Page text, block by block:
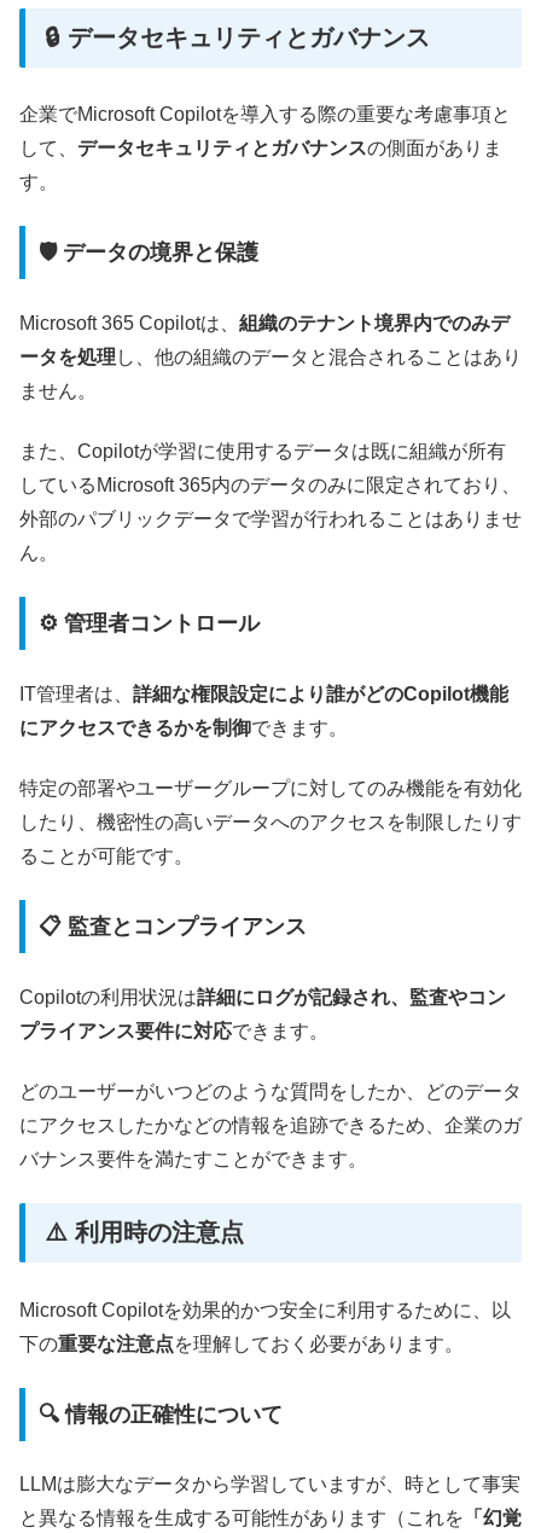
🔒 データセキュリティとガバナンス
企業でMicrosoft Copilotを導入する際の重要な考慮事項と
して、 データセキュリティとガバナンスの側面がありま
す。
🛡️ データの境界と保護
Microsoft 365 Copilotは、 組織のテナント境界内でのみデ
ータを処理 し、他の組織のデータと混合されることはあり
ません。
また、Copilotが学習に使用するデータは既に組織が所有
しているMicrosoft 365内のデータのみに限定されており、
外部のパブリックデータで学習が行われることはありませ
ん。
⚙️ 管理者コントロール
IT管理者は、 詳細な権限設定により誰がどのCopilot機能
にアクセスできるかを制御できます。
特定の部署やユーザーグループに対してのみ機能を有効化
したり、機密性の高いデータへのアクセスを制限したりす
ることが可能です。
📋 監査とコンプライアンス
Copilotの利用状況は詳細にログが記録され、監査やコン
プライアンス要件に対応できます。
どのユーザーがいつどのような質問をしたか、どのデータ
にアクセスしたかなどの情報を追跡できるため、企業のガ
バナンス要件を満たすことができます。
⚠️ 利用時の注意点
Microsoft Copilotを効果的かつ安全に利用するために、以
下の重要な注意点を理解しておく必要があります。
🔍 情報の正確性について
LLMは膨大なデータから学習していますが、時として事実
と異なる情報を生成する可能性があります（これを 「幻覚